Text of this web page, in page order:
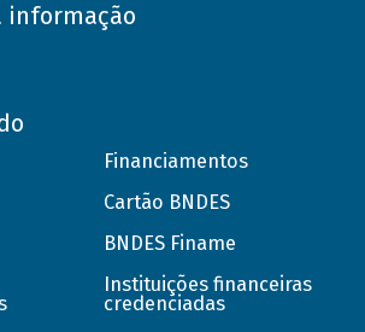
informação
Financiamentos
Cartão BNDES
BNDES Finame
Instituições financeiras
credenciadas